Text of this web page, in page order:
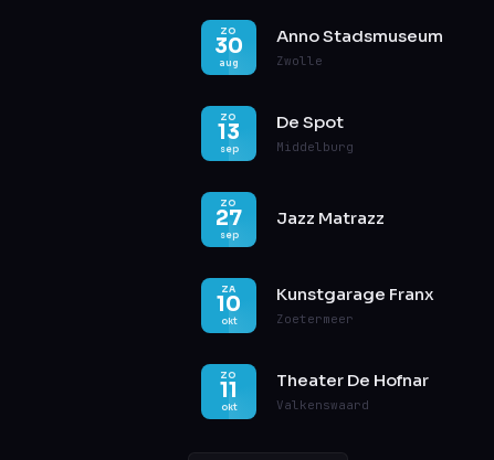
ZO
30
aug
Anno Stadsmuseum
Zwolle
ZO
13
sep
De Spot
Middelburg
ZO
27
sep
Jazz Matrazz
ZA
10
okt
Kunstgarage Franx
Zoetermeer
ZO
11
okt
Theater De Hofnar
Valkenswaard